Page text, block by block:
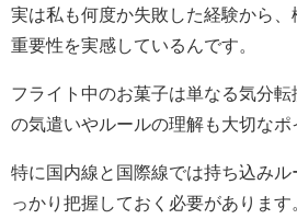
実は私も何度か失敗した経験から
重要性を実感しているんです。
フライト中のお菓子は単なる気分
の気遣いやルールの理解も大切なポ
特に国内線と国際線では持ち込みル
っかり把握しておく必要があります